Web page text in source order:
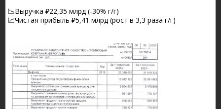
📉Выручка ₽22,35 млрд (-30% г/г)
📈Чистая прибыль ₽5,41 млрд (рост в 3,3 раза г/г)